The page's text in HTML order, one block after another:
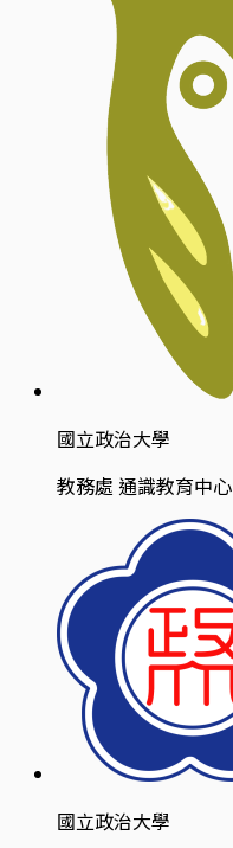
國立政治大學
教務處 通識教育中心
國立政治大學